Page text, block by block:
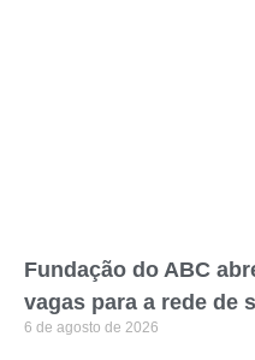
Fundação do ABC
vagas para a rede de
6 de agosto de 2026